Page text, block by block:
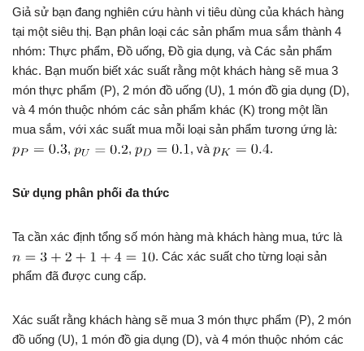
Giả sử bạn đang nghiên cứu hành vi tiêu dùng của khách hàng
tại một siêu thị. Bạn phân loại các sản phẩm mua sắm thành 4
nhóm: Thực phẩm, Đồ uống, Đồ gia dụng, và Các sản phẩm
khác. Bạn muốn biết xác suất rằng một khách hàng sẽ mua 3
món thực phẩm (P), 2 món đồ uống (U), 1 món đồ gia dụng (D),
và 4 món thuộc nhóm các sản phẩm khác (K) trong một lần
mua sắm, với xác suất mua mỗi loại sản phẩm tương ứng là:
,
, , và .
Sử dụng phân phối đa thức
Ta cần xác định tổng số món hàng mà khách hàng mua, tức là
. Các xác suất cho từng loại sản
phẩm đã được cung cấp.
Xác suất rằng khách hàng sẽ mua 3 món thực phẩm (P), 2 món
đồ uống (U), 1 món đồ gia dụng (D), và 4 món thuộc nhóm các